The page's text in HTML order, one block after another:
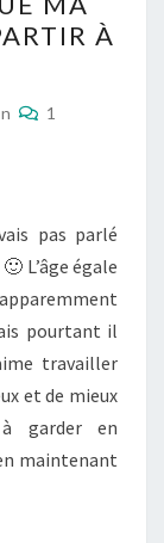
À
1
pas parlé
L’âge égale
pourtant il
travailler
et de mieux
garder en
maintenant